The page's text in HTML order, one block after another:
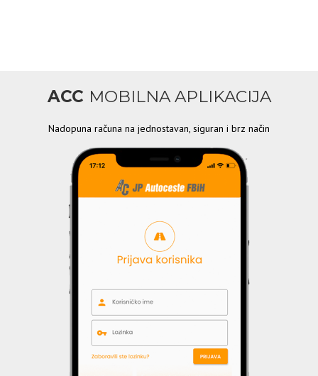
ACC MOBILNA APLIKACIJA
Nadopuna računa na jednostavan, siguran i brz način